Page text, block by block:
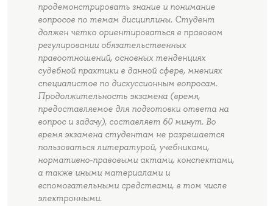
продемонстрировать знание и понимание
вопросов по темам дисциплины. Студент
должен четко ориентироваться в правовом
регулировании обязательственных
правоотношений, основных тенденциях
судебной практики в данной сфере, мнениях
специалистов по дискуссионным вопросам.
Продолжительность экзамена (время,
предоставляемое для подготовки ответа на
вопрос и задачу), составляет 60 минут. Во
время экзамена студентам не разрешается
пользоваться литературой, учебниками,
нормативно-правовыми актами, конспектами,
а также иными материалами и
вспомогательными средствами, в том числе
электронными.